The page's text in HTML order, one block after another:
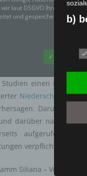
laut DSGVO Ihre
und gespeichert. Welche
✓ Erlauben
einen
Darum wird
darüber
aufgerufen,
verpflichtend
Siliana – Von
b)
c)
eine